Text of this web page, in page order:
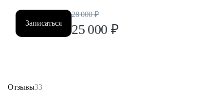
Записаться
28 000 ₽
25 000 ₽
Отзывы33